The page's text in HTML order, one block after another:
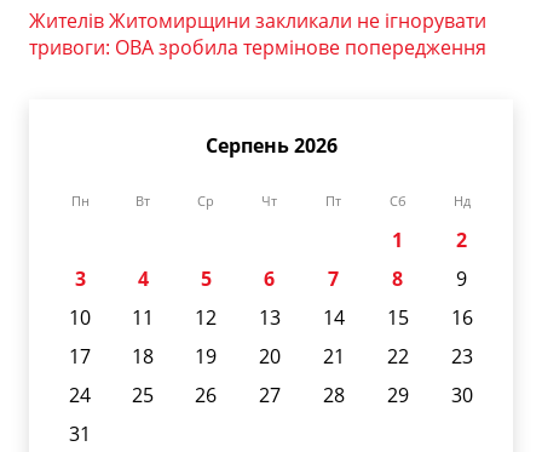
Жителів Житомирщини закликали не ігнорувати
тривоги: ОВА зробила термінове попередження
Серпень 2026
Пн Вт Ср Чт Пт Сб Нд
1
2
3
4 5 6 7 8
9
10
11 12 13 14 15
16
17
18 19 20 21 22
23
24
25 26 27 28 29
30
31